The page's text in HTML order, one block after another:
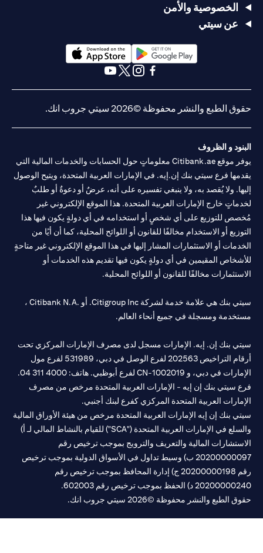
الخصوصية والأمن
عن سيتي
(opens in a new tab)
الطبع والنشر محفوظة ©2026 سيتي جروب انك.
و الظروف
يوفر موقع Citibank.ae معلوماتٍ حول الحسابات والخدمات المالية التي
فرع سيتي بنك إن.إيه. في الإمارات العربية المتحدة، ويتيح الوصول
ولا يُقصد به، ولا ينبغي تفسيره على أنه، عرضٌ أو دعوةٌ أو طلبٌ
خارج الإمارات العربية المتحدة. هذا الموقع الإلكتروني غير
للتوزيع على أي شخصٍ أو استخدامه في أي دولةٍ يكون فيها هذا
أو الاستخدام مخالفًا للقانون أو اللوائح المحلية، كما أن أيًا من
أو الاستثمارات المشار إليها في هذا الموقع الإلكتروني غير متاحةٍ
المقيمين في أي دولةٍ يكون فيها تقديم هذه الخدمات أو
مخالفًا للقانون أو اللوائح المحلية.
سيتي بنك هي علامة خدمة لشركة Citigroup Inc. أو .Citibank N.A ،
ومسجلة في جميع أنحاء العالم.
بنك إن. إيه. الإمارات مسجل لدى مصرف الإمارات المركزي تحت
أرقام التراخيص 202563 لفرع الوصل في دبي، 531989 لفرع مول
في دبي، وCN-1002019لفرع أبوظبي. هاتف: 4000 311 04.
سيتي بنك إن إيه - الإمارات العربية المتحدة مرخص من مصرف
العربية المتحدة المركزي كفرع لبنك أجنبي.
بنك إن إيه الإمارات العربية المتحدة مرخص من هيئة الأوراق المالية
والسلع في الإمارات العربية المتحدة ("SCA") للقيام بالنشاط المالي لـ أ)
المالية والتعريف والترويج بموجب ترخيص رقم
20200000097 ب) وسيط تداول في الأسواق الدولية بموجب ترخيص
رقم 20200000198 ج) إدارة المحافظ بموجب ترخيص رقم
د) الحفظ بموجب ترخيص رقم 602003.
الطبع والنشر محفوظة ©2026 سيتي جروب انك.